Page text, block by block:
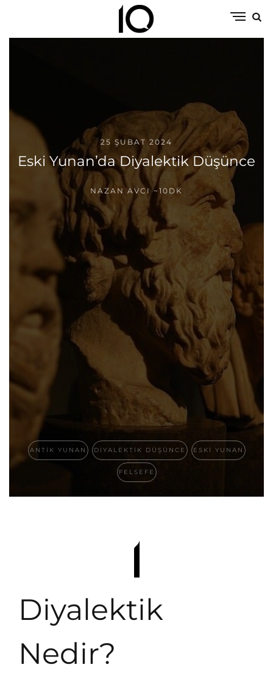
25 ŞUBAT 2024
Eski Yunan’da Diyalektik Düşünce
NAZAN AVCI ~10DK
ANTIK YUNAN DIYALEKTIK DÜŞÜNCE ESKI YUNAN
FELSEFE
Diyalektik
Nedir?